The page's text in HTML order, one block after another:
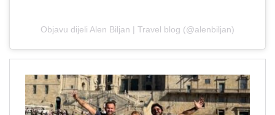
Objavu dijeli Alen Biljan | Travel blog (@alenbiljan)